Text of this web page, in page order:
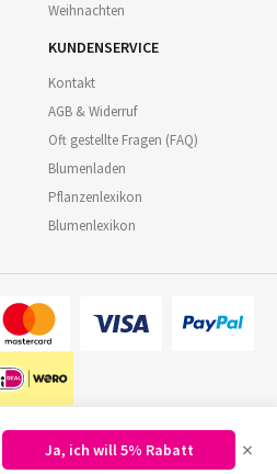
Weihnachten
KUNDENSERVICE
Kontakt
AGB & Widerruf
Oft gestellte Fragen (FAQ)
Blumenladen
Pflanzenlexikon
Blumenlexikon
©2026Regionsflorist.de
Ja, ich will 5% Rabatt ×